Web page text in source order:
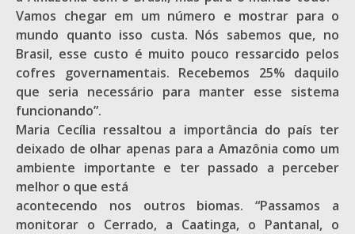
Vamos chegar em um número e mostrar para o
mundo quanto isso custa. Nós sabemos que, no
Brasil, esse custo é muito pouco ressarcido pelos
cofres governamentais. Recebemos 25% daquilo
que seria necessário para manter esse sistema
funcionando”.
Maria Cecília ressaltou a importância do país ter
deixado de olhar apenas para a Amazônia como um
ambiente importante e ter passado a perceber
melhor o que está
acontecendo nos outros biomas. “Passamos a
monitorar o Cerrado, a Caatinga, o Pantanal, o